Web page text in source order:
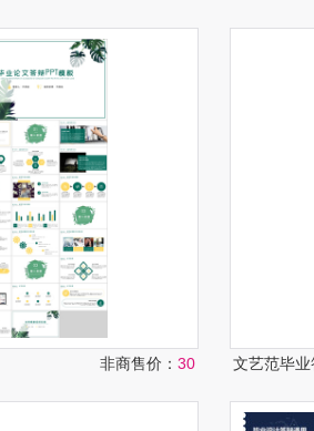
非商售价： 30